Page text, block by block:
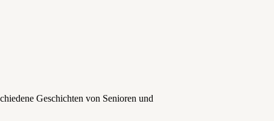
Geschichten von Senioren und